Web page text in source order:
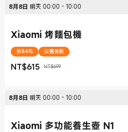
8月8日 明天 00:00 - 10:00
Xiaomi 烤麵包機
折84元 以舊換新
NT$615
現價 NT$615 NT$699
銷售價格 NT$699
8月8日 明天 00:00 - 10:00
Xiaomi 多功能養生壺 N1